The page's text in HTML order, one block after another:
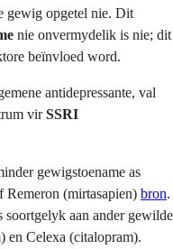
gewig opgetel nie. Dit
nie onvermydelik is nie; dit
beïnvloed word.
antidepressante, val
virSSRI
gewigstoename as
Remeron (mirtasapien) bron.
aan ander gewilde
en Celexa (citalopram).